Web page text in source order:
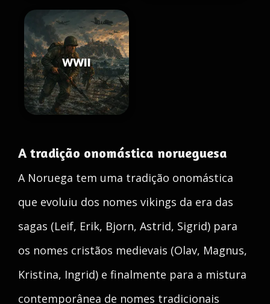
WWII
A tradição onomástica norueguesa
A Noruega tem uma tradição onomástica
que evoluiu dos nomes vikings da era das
sagas (Leif, Erik, Bjorn, Astrid, Sigrid) para
os nomes cristãos medievais (Olav, Magnus,
Kristina, Ingrid) e finalmente para a mistura
contemporânea de nomes tradicionais